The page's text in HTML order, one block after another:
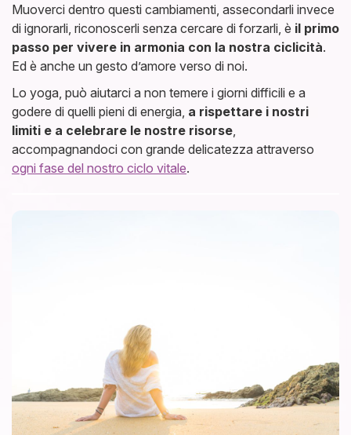
Muoverci dentro questi cambiamenti, assecondarli invece
di ignorarli, riconoscerli senza cercare di forzarli, è il primo
passo per vivere in armonia con la nostra ciclicità.
Ed è anche un gesto d’amore verso di noi.
Lo yoga, può aiutarci a non temere i giorni difficili e a
godere di quelli pieni di energia, a rispettare i nostri
limiti e a celebrare le nostre risorse
accompagnandoci con grande delicatezza attraverso
ogni fase del nostro ciclo vitale.